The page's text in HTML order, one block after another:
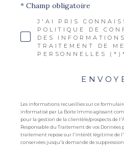
J'AI PRIS
POLITIQUE DE
DES
TRAITEMENT DE
PERSONNELLES
* Champ obligatoire
Les informations recueillies sur ce
informatisé par La Boite Immo agissant
pour la gestion de la clientèle/prospects de
Responsable du Traitement de vos Données
traitement repose sur l'intérêt légitime de
conservées jusqu'à demande de